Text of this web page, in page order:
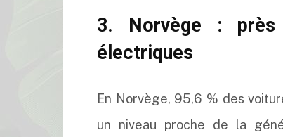
3. Norvège :
électriques
En Norvège, 95,6 % des
un niveau proche de la